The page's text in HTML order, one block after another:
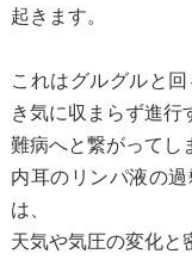
起きます。
これはグルグルと
き気に収まらず進行
難病へと繋がってし
内耳のリンパ液の
は、
天気や気圧の変化と